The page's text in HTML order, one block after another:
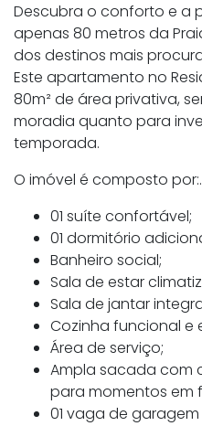
Descubra o conforto e a
apenas 80 metros da
dos destinos mais
Este apartamento no
80m² de área privativa,
moradia quanto para
temporada.
O imóvel é composto por:.
01 suíte confortável;
01 dormitório
Banheiro social;
Sala de estar
Sala de jantar
Cozinha funcional e
Área de serviço;
Ampla sacada com
para momentos em
01 vaga de